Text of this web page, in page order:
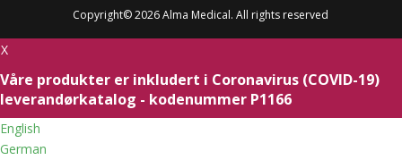
Copyright© 2026 Alma Medical. All rights reserved
X
Våre produkter er inkludert i Coronavirus (COVID-19)
leverandørkatalog - kodenummer P1166
English
German